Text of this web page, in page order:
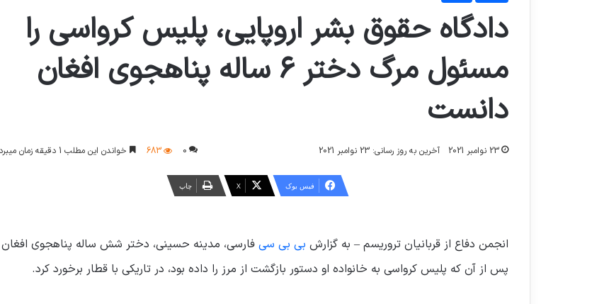
دادگاه حقوق بشر اروپایی، پلیس کرواسی را
مسئول مرگ دختر ۶ ساله پناهجوی افغان
دانست
23 نوامبر 2021 آخرین به روز رسانی: 23 نوامبر 2021 0
683 خواندن این مطلب 1 دقیقه زمان میبرد
فیس بوک X چاپ
انجمن دفاع از قربانیان تروریسم – به گزارش بی بی سی فارسی، مدینه حسینی، دختر شش ساله پناهجوی افغان
پس از آن که پلیس کرواسی به خانواده او دستور بازگشت از مرز را داده بود، در تاریکی با قطار برخورد کرد.